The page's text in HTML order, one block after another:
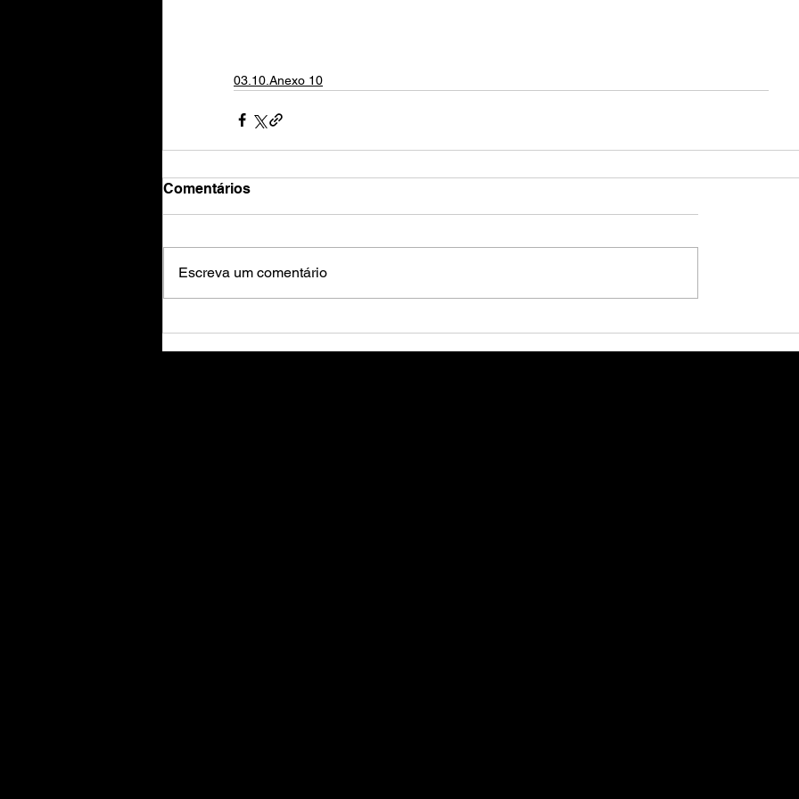
03.10.Anexo 10
Comentários
Escreva um comentário